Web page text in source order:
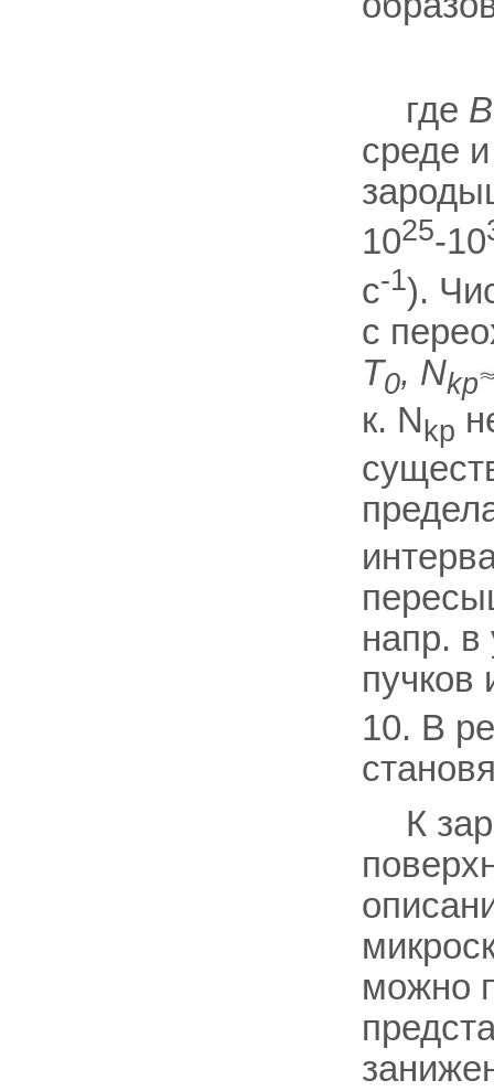
где В
среде
1025-10
с-1).
с
Т0, Nkp
к. Nkp
напр. в
пучков
10. В
К
можно